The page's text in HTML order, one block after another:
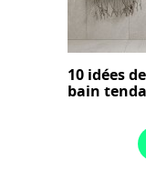
10 idées
bain